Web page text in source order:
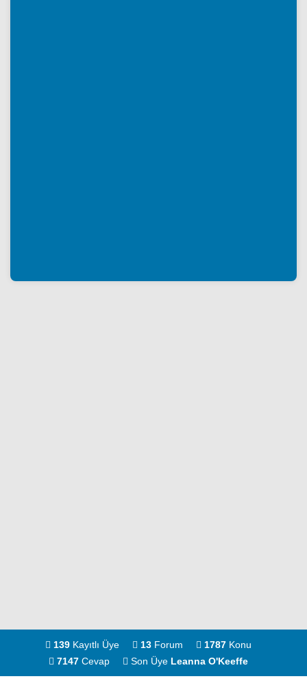
139 Kayıtlı Üye 13 Forum 1787 Konu
7147 Cevap Son Üye Leanna O'Keeffe